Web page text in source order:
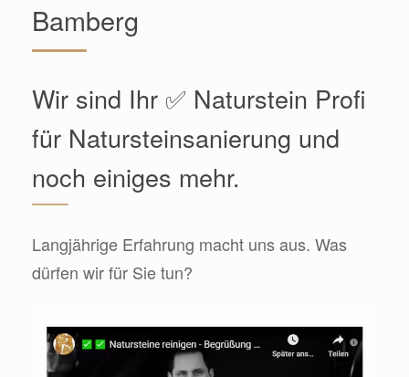
Bamberg
Wir sind Ihr ✅ Naturstein Profi
für Natursteinsanierung und
noch einiges mehr.
Langjährige Erfahrung macht uns aus. Was
dürfen wir für Sie tun?